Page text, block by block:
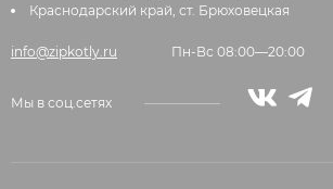
Краснодарский край, ст. Брюховецкая
info@zipkotly.ru Пн-Вс 08:00—20:00
Мы в соц.сетях